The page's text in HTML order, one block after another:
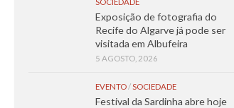
Exposição de fotografia do
Recife do Algarve já pode ser
visitada em Albufeira
5 AGOSTO, 2026
EVENTO/SOCIEDADE
Festival da Sardinha abre hoje